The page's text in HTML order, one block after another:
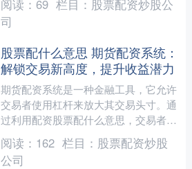
富。 使用股票配资平台可....
阅读： 69 栏目： 股票配资炒股公
司
股票配什么意思 期货配资系统：
解锁交易新高度，提升收益潜力
期货配资系统是一种金融工具，它允许
交易者使用杠杆来放大其交易头寸。通
过利用配资股票配什么意思，交易者可
以增加其潜在利润，同时也可以增加其
风险。 1. 确定自己的....
阅读： 162 栏目： 股票配资炒股
公司